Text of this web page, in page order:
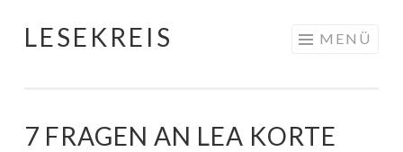
Springe
LESEKREIS MENÜ
7 FRAGEN AN LEA KORTE